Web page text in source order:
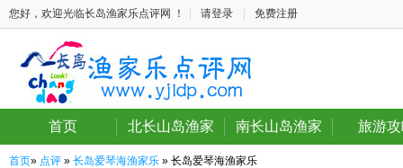
您好，欢迎光临长岛渔家乐点评网 ！ 请登录 免费注册
首页 北长山岛渔家 南长山岛渔家 旅游
首页» 点评 » 长岛爱琴海渔家乐 » 长岛爱琴海渔家乐